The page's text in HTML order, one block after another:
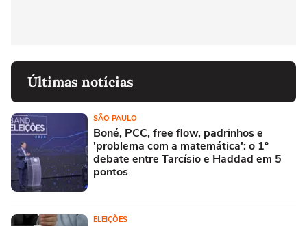
Últimas notícias
SÃO PAULO
Boné, PCC, free flow, padrinhos e
'problema com a matemática': o 1º
debate entre Tarcísio e Haddad em 5
pontos
ELEIÇÕES